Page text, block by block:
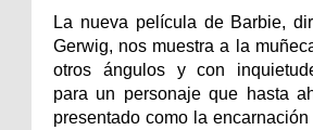
La nueva película de Barbie,
Gerwig, nos muestra a la
otros ángulos y con
para un personaje que hasta
presentado como la